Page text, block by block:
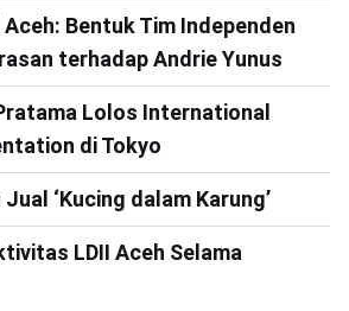
Aceh: Bentuk Tim Independen
terhadap Andrie Yunus
Lolos International
di Tokyo
‘Kucing dalam Karung’
LDII Aceh Selama